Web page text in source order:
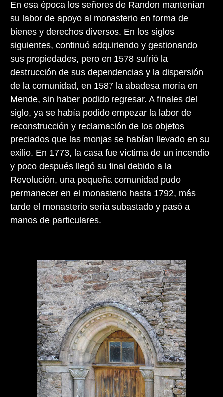
En esa época los señores de Randon mantenían
su labor de apoyo al monasterio en forma de
bienes y derechos diversos. En los siglos
siguientes, continuó adquiriendo y gestionando
sus propiedades, pero en 1578 sufrió la
destrucción de sus dependencias y la dispersión
de la comunidad, en 1587 la abadesa moría en
Mende, sin haber podido regresar. A finales del
siglo, ya se había podido empezar la labor de
reconstrucción y reclamación de los objetos
preciados que las monjas se habían llevado en su
exilio. En 1773, la casa fue víctima de un incendio
y poco después llegó su final debido a la
Revolución, una pequeña comunidad pudo
permanecer en el monasterio hasta 1792, más
tarde el monasterio sería subastado y pasó a
manos de particulares.